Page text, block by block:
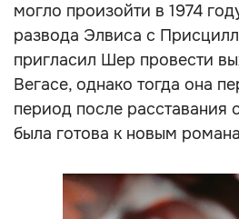
могло произойти в 1974
развода Элвиса с
пригласил Шер провести
Вегасе, однако тогда она
период после расставания
была готова к новым